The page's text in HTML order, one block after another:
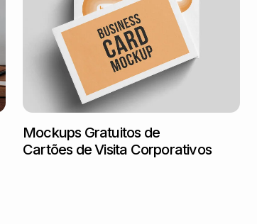
Mockups Gratuitos de
Cartões de Visita Corporativos